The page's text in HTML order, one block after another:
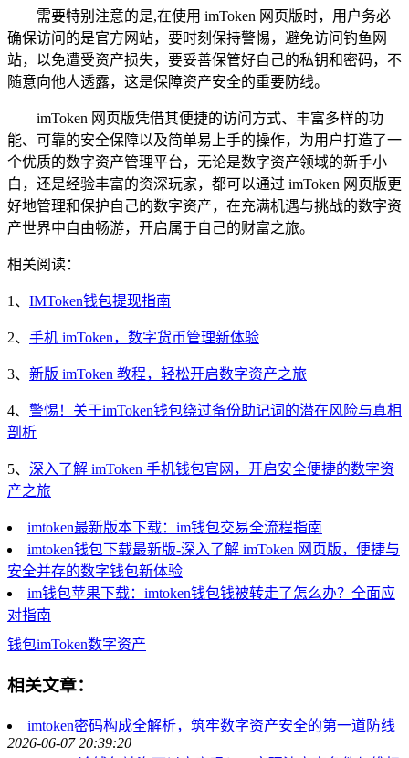
需要特别注意的是,在使用 imToken 网页版时，用户务必
确保访问的是官方网站，要时刻保持警惕，避免访问钓鱼网
站，以免遭受资产损失，要妥善保管好自己的私钥和密码，不
随意向他人透露，这是保障资产安全的重要防线。
imToken 网页版凭借其便捷的访问方式、丰富多样的功
能、可靠的安全保障以及简单易上手的操作，为用户打造了一
个优质的数字资产管理平台，无论是数字资产领域的新手小
白，还是经验丰富的资深玩家，都可以通过 imToken 网页版更
好地管理和保护自己的数字资产，在充满机遇与挑战的数字资
产世界中自由畅游，开启属于自己的财富之旅。
相关阅读：
1、 IMToken钱包提现指南
2、 手机 imToken，数字货币管理新体验
3、 新版 imToken 教程，轻松开启数字资产之旅
4、 警惕！关于imToken钱包绕过备份助记词的潜在风险与真相
剖析
5、 深入了解 imToken 手机钱包官网，开启安全便捷的数字资
产之旅
imtoken最新版本下载：im钱包交易全流程指南
imtoken钱包下载最新版-深入了解 imToken 网页版，便捷与
安全并存的数字钱包新体验
im钱包苹果下载：imtoken钱包钱被转走了怎么办？全面应
对指南
钱包imToken数字资产
相关文章：
imtoken密码构成全解析，筑牢数字资产安全的第一道防线
2026-06-07 20:39:20